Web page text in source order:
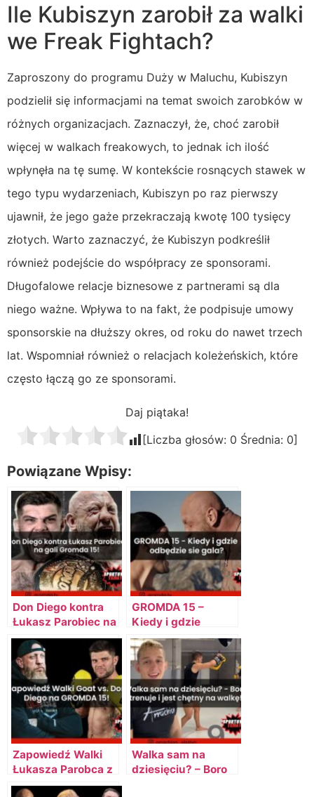
Ile Kubiszyn zarobił za walki
we Freak Fightach?
Zaproszony do programu Duży w Maluchu, Kubiszyn
podzielił się informacjami na temat swoich zarobków w
różnych organizacjach. Zaznaczył, że, choć zarobił
więcej w walkach freakowych, to jednak ich ilość
wpłynęła na tę sumę. W kontekście rosnących stawek w
tego typu wydarzeniach, Kubiszyn po raz pierwszy
ujawnił, że jego gaże przekraczają kwotę 100 tysięcy
złotych. Warto zaznaczyć, że Kubiszyn podkreślił
również podejście do współpracy ze sponsorami.
Długofalowe relacje biznesowe z partnerami są dla
niego ważne. Wpływa to na fakt, że podpisuje umowy
sponsorskie na dłuższy okres, od roku do nawet trzech
lat. Wspomniał również o relacjach koleżeńskich, które
często łączą go ze sponsorami.
Daj piątaka!
[Liczba głosów: 0 Średnia: 0]
Powiązane Wpisy:
Don Diego kontra
Łukasz Parobiec na
gali Gromda 15!
GROMDA 15 –
Kiedy i gdzie
odbędzie sie gala?
Zapowiedź Walki
Łukasza Parobca z
Mateuszem
Walka sam na
dziesięciu? – Boro